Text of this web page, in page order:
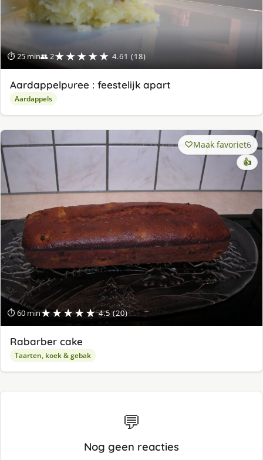
⏱ 25 min👥 2★★★★★ 4.61 (18)
Aardappelpuree : feestelijk apart
Aardappels
⏱ 60 min★★★★★ 4.5 (20)
Maak favoriet6
👍
Rabarber cake
Taarten, koek & gebak
💬
Nog geen reacties